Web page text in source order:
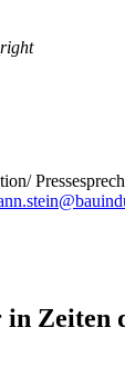
Zeiten